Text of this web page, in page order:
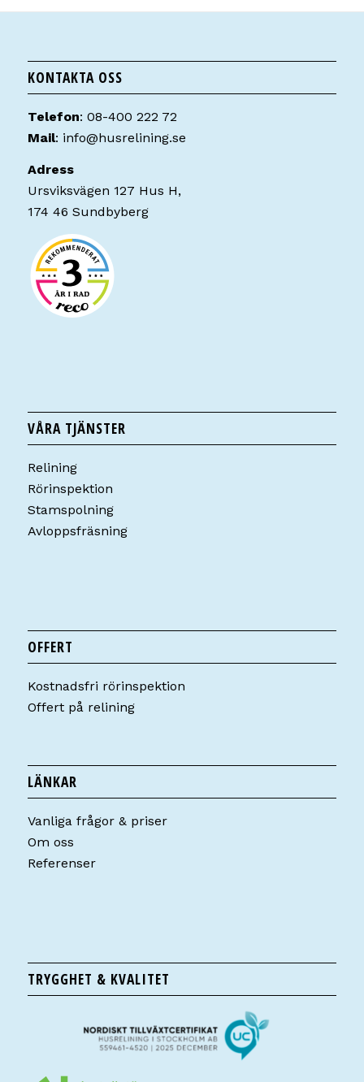
KONTAKTA OSS
Telefon: 08-400 222 72
Mail: info@husrelining.se
Adress
Ursviksvägen 127 Hus H,
174 46 Sundbyberg
VÅRA TJÄNSTER
Relining
Rörinspektion
Stamspolning
Avloppsfräsning
OFFERT
Kostnadsfri rörinspektion
Offert på relining
LÄNKAR
Vanliga frågor & priser
Om oss
Referenser
TRYGGHET & KVALITET